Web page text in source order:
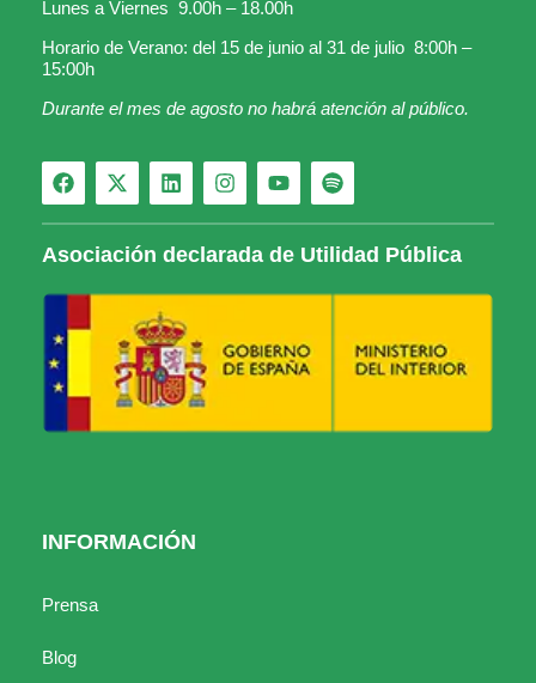
Lunes a Viernes 9.00h – 18.00h
Horario de Verano: del 15 de junio al 31 de julio 8:00h –
15:00h
Durante el mes de agosto no habrá atención al público.
Asociación declarada de Utilidad Pública
INFORMACIÓN
Prensa
Blog